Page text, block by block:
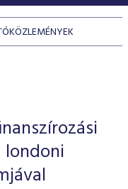
bevezetését
londoni